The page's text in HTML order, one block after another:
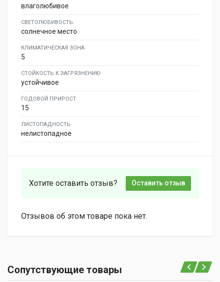
влаголюбивое
СВЕТОЛЮБИВОСТЬ
солнечное место
КЛИМАТИЧЕСКАЯ ЗОНА
5
СТОЙКОСТЬ К ЗАГРЯЗНЕНИЮ
устойчивое
ГОДОВОЙ ПРИРОСТ
15
ЛИСТОПАДНОСТЬ
нелистопадное
Хотите оставить отзыв? Оставить отзыв
Отзывов об этом товаре пока нет.
Сопутствующие товары